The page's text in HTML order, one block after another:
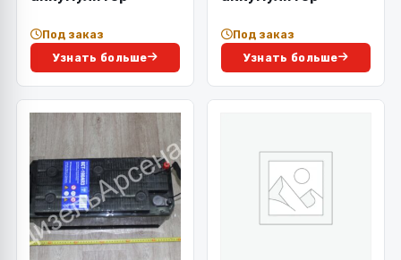
Под заказ
Узнать больше
Под заказ
Узнать больше